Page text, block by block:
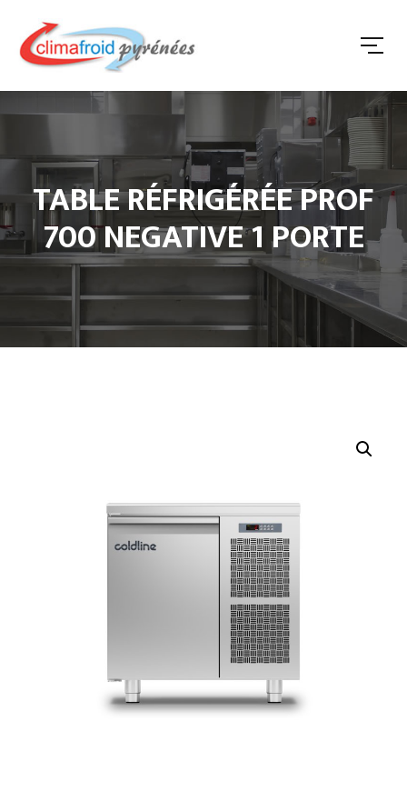
TABLE RÉFRIGÉRÉE PROF
700 NEGATIVE 1 PORTE